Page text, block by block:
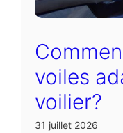
voiles
voilier?
31 juillet 2026